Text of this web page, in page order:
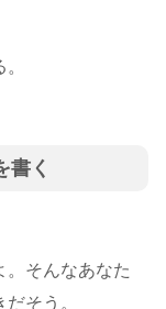
書く
。そんなあなた
そう。